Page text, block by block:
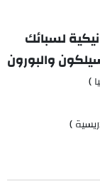
لسبائك
)
)